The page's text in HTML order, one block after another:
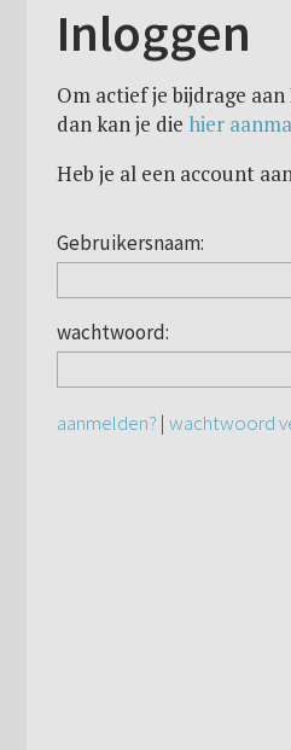
Inloggen
Om actief je bijdrage
dan kan je die hier
Heb je al een account
Gebruikersnaam:
wachtwoord:
aanmelden? | wachtwoord